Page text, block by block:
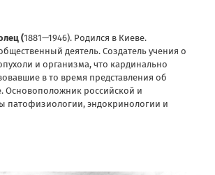
(1881—1946). Родился в Киеве.
деятель. Создатель учения о
и организма, что кардинально
в то время представления об
Основоположник российской и
патофизиологии, эндокринологии и